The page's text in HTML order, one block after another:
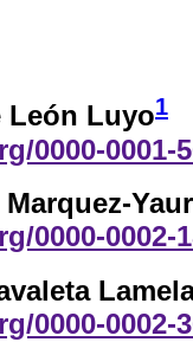
León Luyo1
0000-0001-
0000-0002-
0000-0002-